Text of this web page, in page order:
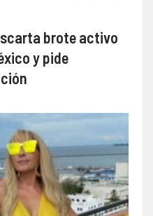
brote activo
y pide